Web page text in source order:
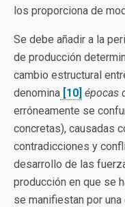
los proporciona de
Se debe añadir a la
de producción
cambio estructural
denomina [10] épocas
erróneamente se
concretas), causadas
contradicciones y
desarrollo de las
producción en que se
se manifiestan por